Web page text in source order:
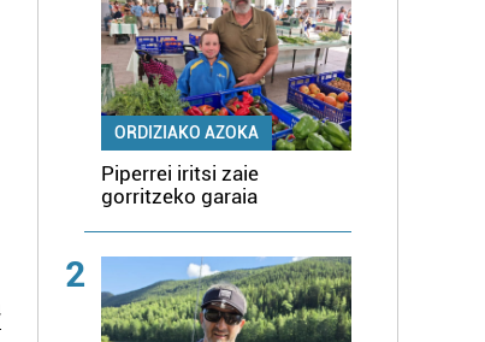
ORDIZIAKO AZOKA
Piperrei iritsi zaie
gorritzeko garaia
2